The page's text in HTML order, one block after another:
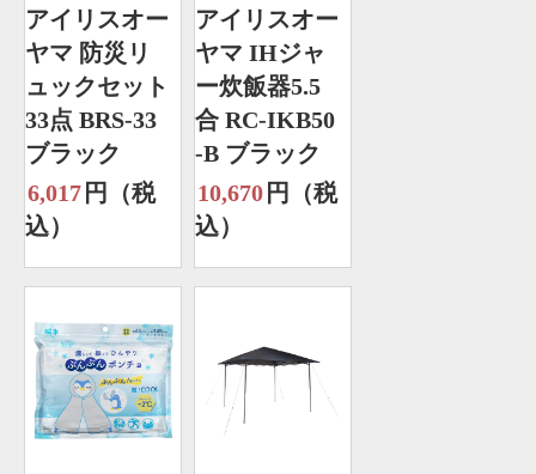
アイリスオー
ヤマ 防災リ
ュックセット
33点 BRS-33
ブラック
6,017 円（税
込）
アイリスオー
ヤマ IHジャ
ー炊飯器5.5
合 RC-IKB50
-B ブラック
10,670 円（税
込）